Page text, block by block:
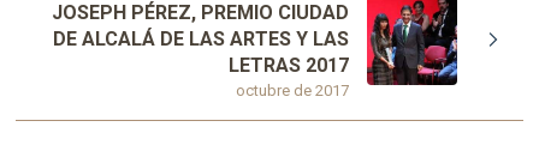
octubre de 2017
JOSEPH PÉREZ, PREMIO CIUDAD
DE ALCALÁ DE LAS ARTES Y LAS
LETRAS 2017